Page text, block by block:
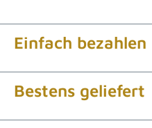
Einfach bezahlen
Bestens geliefert